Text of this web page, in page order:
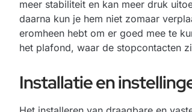
meer stabiliteit en kan meer druk
daarna kun je hem niet zomaar
eromheen hebt om er goed mee te
het plafond, waar de stopcontacten
Installatie en